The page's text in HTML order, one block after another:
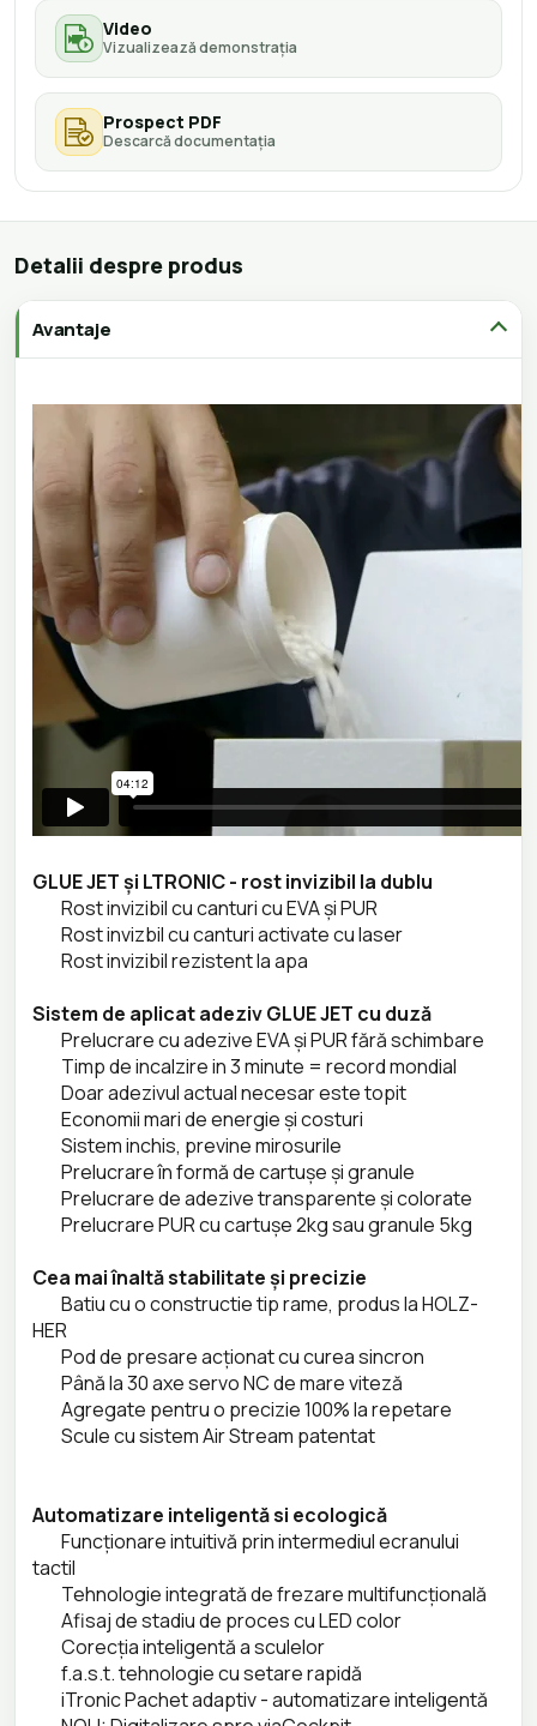
Video
Vizualizează demonstrația
Prospect PDF
Descarcă documentația
Detalii despre produs
Avantaje
GLUE JET și LTRONIC - rost invizibil la dublu
Rost invizibil cu canturi cu EVA și PUR
Rost invizbil cu canturi activate cu laser
Rost invizibil rezistent la apa
Sistem de aplicat adeziv GLUE JET cu duză
Prelucrare cu adezive EVA și PUR fără schimbare
Timp de incalzire in 3 minute = record mondial
Doar adezivul actual necesar este topit
Economii mari de energie și costuri
Sistem inchis, previne mirosurile
Prelucrare în formă de cartușe și granule
Prelucrare de adezive transparente și colorate
Prelucrare PUR cu cartușe 2kg sau granule 5kg
Cea mai înaltă stabilitate și precizie
Batiu cu o constructie tip rame, produs la HOLZ-
HER
Pod de presare acționat cu curea sincron
Până la 30 axe servo NC de mare viteză
Agregate pentru o precizie 100% la repetare
Scule cu sistem Air Stream patentat
Automatizare inteligentă si ecologică
Funcționare intuitivă prin intermediul ecranului
tactil
Tehnologie integrată de frezare multifuncțională
Afisaj de stadiu de proces cu LED color
Corecția inteligentă a sculelor
f.a.s.t. tehnologie cu setare rapidă
iTronic Pachet adaptiv - automatizare inteligentă